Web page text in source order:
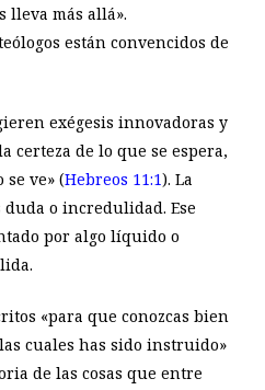
lleva más allá».
están convencidos de
exégesis innovadoras y
certeza de lo que se espera,
ve» (Hebreos 11:1). La
duda o incredulidad. Ese
por algo líquido o
«para que conozcas bien
cuales has sido instruido»
de las cosas que entre